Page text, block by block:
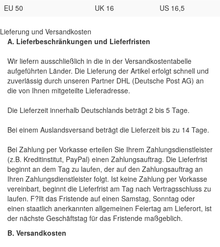
EU 50
UK 16 US 16,5
Lieferung und Versandkosten
A. Lieferbeschränkungen und Lieferfristen
Wir liefern ausschließlich in die in der Versandkostentabelle
aufgeführten Länder. Die Lieferung der Artikel erfolgt schnell und
zuverlässig durch unseren Partner DHL (Deutsche Post AG) an
die von Ihnen mitgeteilte Lieferadresse.
Die Lieferzeit innerhalb Deutschlands beträgt 2 bis 5 Tage.
Bei einem Auslandsversand beträgt die Lieferzeit bis zu 14 Tage.
Bei Zahlung per Vorkasse erteilen Sie Ihrem Zahlungsdienstleister
(z.B. Kreditinstitut, PayPal) einen Zahlungsauftrag. Die Lieferfrist
beginnt an dem Tag zu laufen, der auf den Zahlungsauftrag an
Ihren Zahlungsdienstleister folgt. Ist keine Zahlung per Vorkasse
vereinbart, beginnt die Lieferfrist am Tag nach Vertragsschluss zu
laufen. F?llt das Fristende auf einen Samstag, Sonntag oder
einen staatlich anerkannten allgemeinen Feiertag am Lieferort, ist
der nächste Geschäftstag für das Fristende maßgeblich.
B. Versandkosten